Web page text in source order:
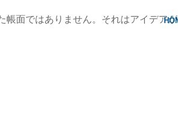
帳面ではありません。それはアイデ